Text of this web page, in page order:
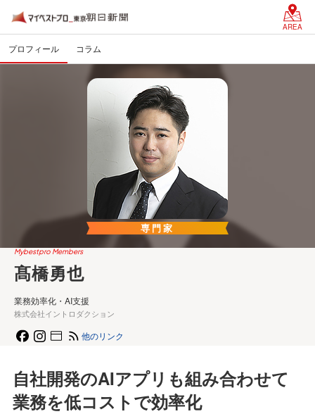
AREA
プロフィール コラム
専門家
Mybestpro Members
髙橋勇也
業務効率化・AI支援
株式会社イントロダクション
他のリンク
自社開発のAIアプリも組み合わせて
業務を低コストで効率化